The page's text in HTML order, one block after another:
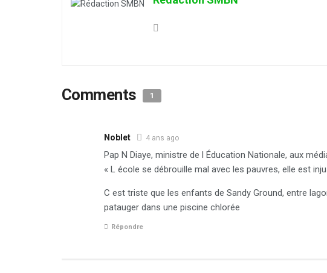
Comments 1
Noblet 4 ans ago
Pap N Diaye, ministre de l Éducation Nationale, aux
« L école se débrouille mal avec les pauvres, elle est
C est triste que les enfants de Sandy Ground, entre
patauger dans une piscine chlorée
Répondre